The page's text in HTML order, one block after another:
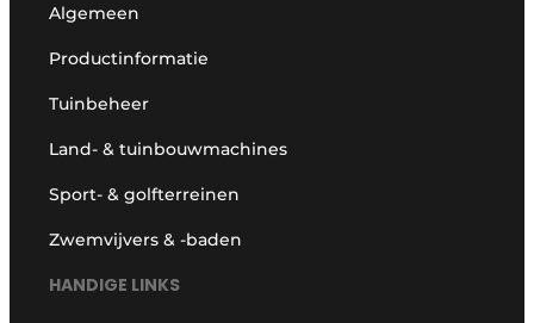
Algemeen
Productinformatie
Tuinbeheer
Land- & tuinbouwmachines
Sport- & golfterreinen
Zwemvijvers & -baden
HANDIGE LINKS